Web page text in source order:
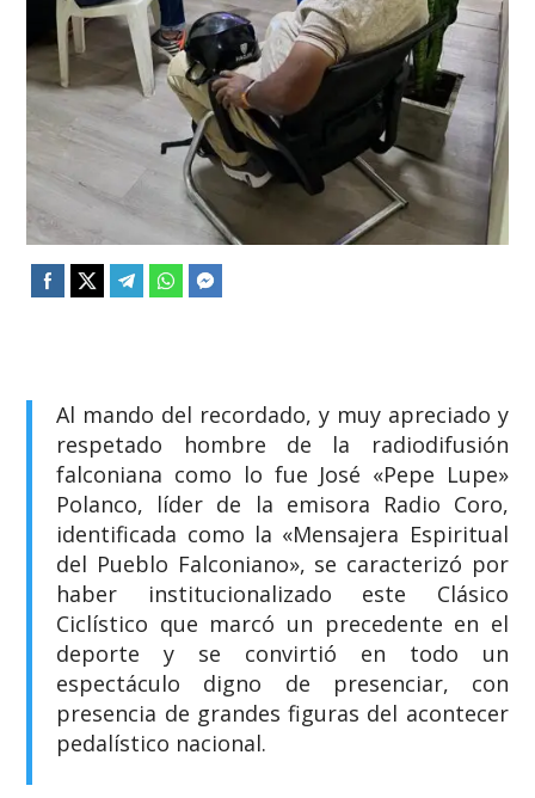
Al mando del recordado, y muy apreciado y
respetado hombre de la radiodifusión
falconiana como lo fue José «Pepe Lupe»
Polanco, líder de la emisora Radio Coro,
identificada como la «Mensajera Espiritual
del Pueblo Falconiano», se caracterizó por
haber institucionalizado este Clásico
Ciclístico que marcó un precedente en el
deporte y se convirtió en todo un
espectáculo digno de presenciar, con
presencia de grandes figuras del acontecer
pedalístico nacional.